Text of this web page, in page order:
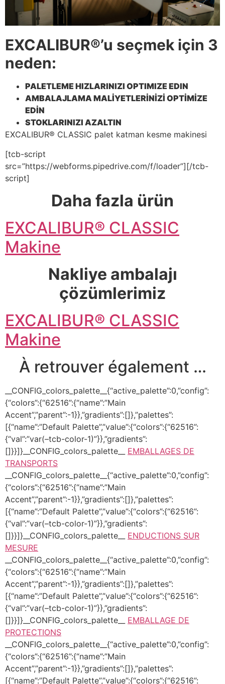
EXCALIBUR®’u seçmek için 3
neden:
PALETLEME HIZLARINIZI OPTIMIZE EDIN
AMBALAJLAMA MALİYETLERİNİZİ OPTİMİZE
EDİN
STOKLARINIZI AZALTIN
EXCALIBUR® CLASSIC palet katman kesme makinesi
[tcb-script
src=”https://webforms.pipedrive.com/f/loader”][/tcb-
script]
Daha fazla ürün
EXCALIBUR® CLASSIC
Makine
Nakliye ambalajı
çözümlerimiz
EXCALIBUR® CLASSIC
Makine
À retrouver également …
__CONFIG_colors_palette__{“active_palette”:0,”config”:
{“colors”:{“62516”:{“name”:”Main
Accent”,”parent”:-1}},”gradients”:[]},”palettes”:
[{“name”:”Default Palette”,”value”:{“colors”:{“62516”:
{“val”:”var(–tcb-color-1)”}},”gradients”:
[]}}]}__CONFIG_colors_palette__ EMBALLAGES DE
TRANSPORTS
__CONFIG_colors_palette__{“active_palette”:0,”config”:
{“colors”:{“62516”:{“name”:”Main
Accent”,”parent”:-1}},”gradients”:[]},”palettes”:
[{“name”:”Default Palette”,”value”:{“colors”:{“62516”:
{“val”:”var(–tcb-color-1)”}},”gradients”:
[]}}]}__CONFIG_colors_palette__ ENDUCTIONS SUR
MESURE
__CONFIG_colors_palette__{“active_palette”:0,”config”:
{“colors”:{“62516”:{“name”:”Main
Accent”,”parent”:-1}},”gradients”:[]},”palettes”:
[{“name”:”Default Palette”,”value”:{“colors”:{“62516”:
{“val”:”var(–tcb-color-1)”}},”gradients”:
[]}}]}__CONFIG_colors_palette__ EMBALLAGE DE
PROTECTIONS
__CONFIG_colors_palette__{“active_palette”:0,”config”:
{“colors”:{“62516”:{“name”:”Main
Accent”,”parent”:-1}},”gradients”:[]},”palettes”:
[{“name”:”Default Palette”,”value”:{“colors”:{“62516”: